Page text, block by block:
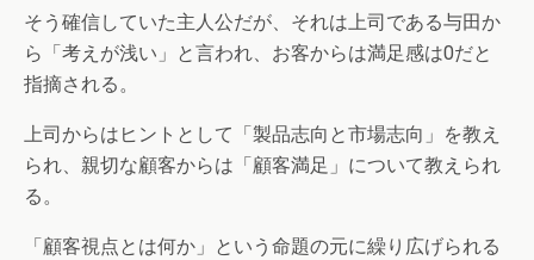
そう確信していた主人公だが、それは上司である与田か
ら「考えが浅い」と言われ、お客からは満足感は0だと
指摘される。
上司からはヒントとして「製品志向と市場志向」を教え
られ、親切な顧客からは「顧客満足」について教えられ
る。
「顧客視点とは何か」という命題の元に繰り広げられる